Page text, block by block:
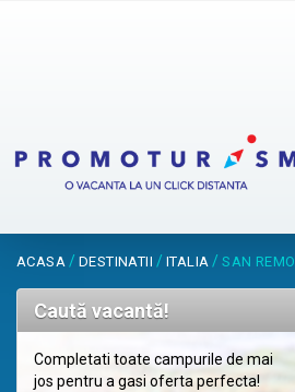
ACASA / DESTINATII / ITALIA /SAN REMO
Caută vacantă!
Completati toate campurile de mai
jos pentru a gasi oferta perfecta!